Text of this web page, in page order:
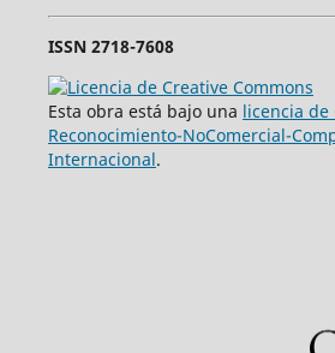
ISSN 2718-7608
Esta obra está bajo una licencia de
Reconocimiento-NoComercial-
Internacional.